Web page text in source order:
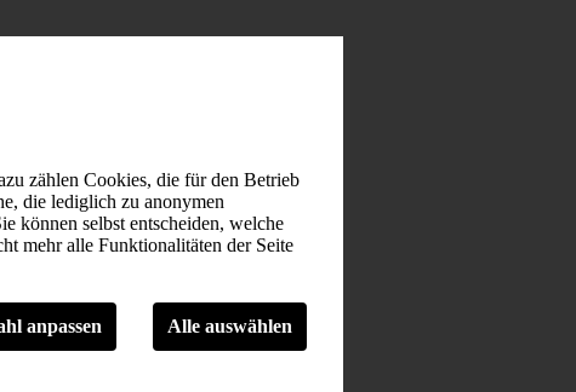
zählen Cookies, die für den Betrieb
die lediglich zu anonymen
können selbst entscheiden, welche
mehr alle Funktionalitäten der Seite
Alle auswählen
anpassen